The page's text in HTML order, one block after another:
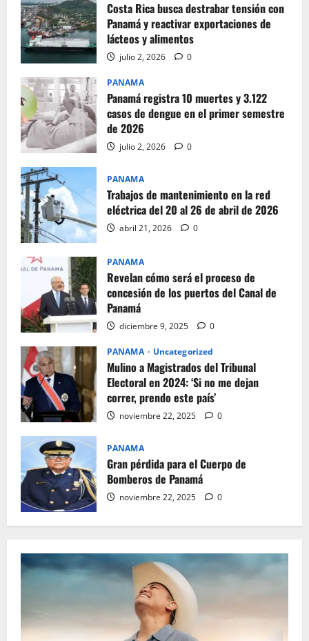
Costa Rica busca destrabar tensión con
Panamá y reactivar exportaciones de
lácteos y alimentos
julio 2, 2026 0
PANAMA
Panamá registra 10 muertes y 3.122
casos de dengue en el primer semestre
de 2026
julio 2, 2026 0
PANAMA
Trabajos de mantenimiento en la red
eléctrica del 20 al 26 de abril de 2026
abril 21, 2026 0
PANAMA
Revelan cómo será el proceso de
concesión de los puertos del Canal de
Panamá
diciembre 9, 2025 0
PANAMA Uncategorized
Mulino a Magistrados del Tribunal
Electoral en 2024: ‘Si no me dejan
correr, prendo este país’
noviembre 22, 2025 0
PANAMA
Gran pérdida para el Cuerpo de
Bomberos de Panamá
noviembre 22, 2025 0